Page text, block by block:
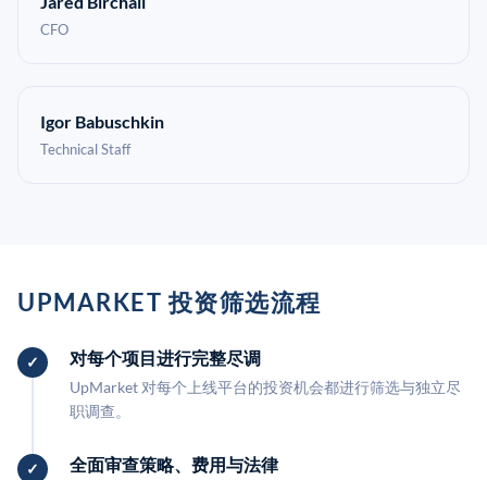
CFO
Igor Babuschkin
Technical Staff
UPMARKET 投资筛选流程
对每个项目进行完整尽调
UpMarket 对每个上线平台的投资机会都进行筛选与独立尽
职调查。
全面审查策略、费用与法律